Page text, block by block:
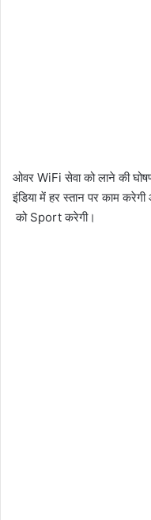
ओवर WiFi सेवा को लाने की
इंडिया में हर स्तान पर काम
को Sport करेगी।